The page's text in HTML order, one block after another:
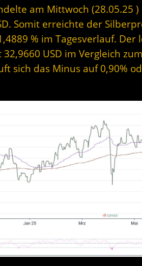
am Mittwoch (28.05.25 )
Somit erreichte der
% im Tagesverlauf. Der
USD im Vergleich
sich das Minus auf 0,90%